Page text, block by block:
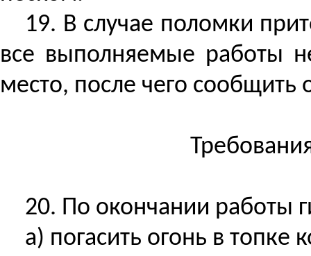
19. В случае поломки
все выполняемые работы
место, после чего сообщить
20. По окончании работы
а) погасить огонь в топке